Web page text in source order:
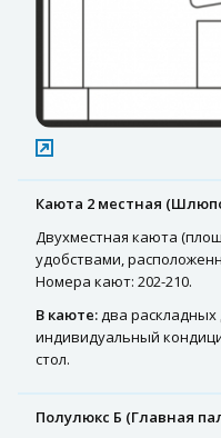
Каюта 2 местная
Двухместная каюта
удобствами,
Номера кают: 202-210.
В каюте:два
индивидуальный
стол.
Полулюкс Б (Главная